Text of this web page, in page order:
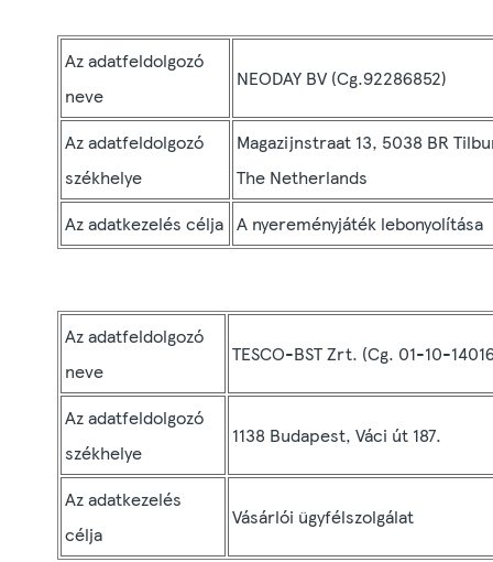
Az adatfeldolgozó
neve
NEODAY BV (Cg.92286852)
Az adatfeldolgozó
székhelye
Magazijnstraat 13, 5038 BR
The Netherlands
Az adatkezelés célja A nyereményjáték lebonyolítása
Az adatfeldolgozó
neve
TESCO-BST Zrt. (Cg. 01-10-
Az adatfeldolgozó
székhelye
1138 Budapest, Váci út 187.
Az adatkezelés
célja
Vásárlói ügyfélszolgálat